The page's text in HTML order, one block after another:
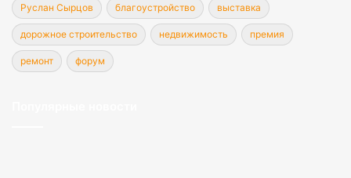
Руслан Сырцов благоустройство выставка
дорожное строительство недвижимость премия
ремонт форум